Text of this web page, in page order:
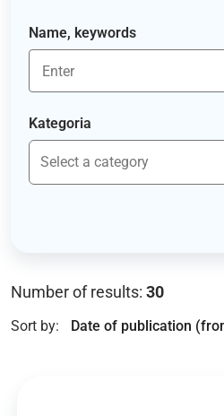
Name, keywords
Kategoria
Number of results: 30
Sort by: